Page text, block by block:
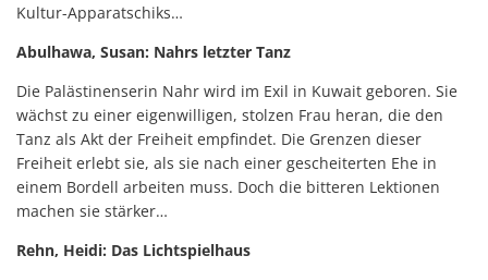
Kultur-Apparatschiks…
Abulhawa, Susan: Nahrs letzter Tanz
Die Palästinenserin Nahr wird im Exil in Kuwait geboren. Sie
wächst zu einer eigenwilligen, stolzen Frau heran, die den
Tanz als Akt der Freiheit empfindet. Die Grenzen dieser
Freiheit erlebt sie, als sie nach einer gescheiterten Ehe in
einem Bordell arbeiten muss. Doch die bitteren Lektionen
machen sie stärker…
Rehn, Heidi: Das Lichtspielhaus